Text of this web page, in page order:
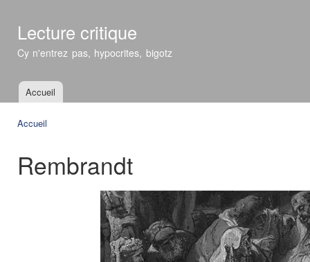
Lecture critique
Cy n'entrez pas, hypocrites, bigotz
Menu principal
Accueil
Accueil
Rembrandt